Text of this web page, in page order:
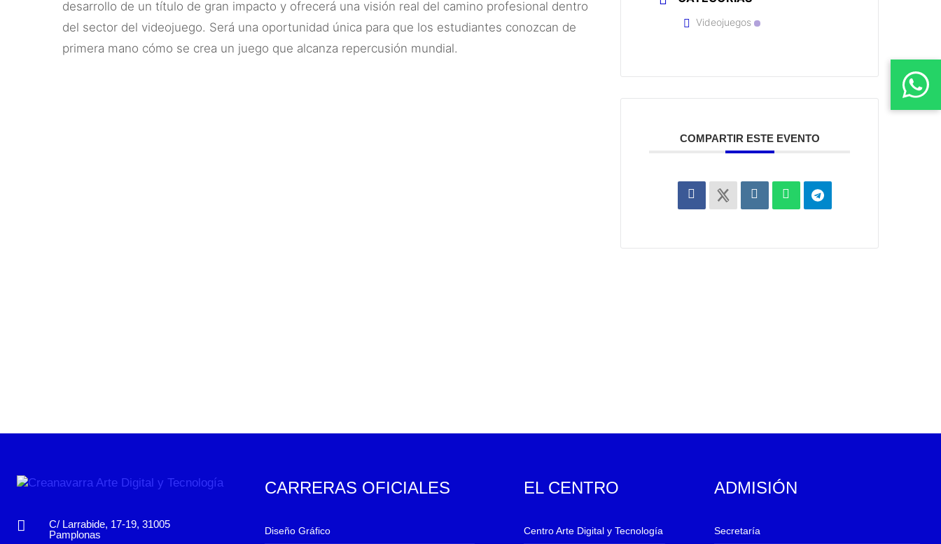
desarrollo de un título de gran impacto y ofrecerá una visión real del camino profesional dentro
del sector del videojuego. Será una oportunidad única para que los estudiantes conozcan de
primera mano cómo se crea un juego que alcanza repercusión mundial.
Videojuegos
COMPARTIR ESTE EVENTO
C/ Larrabide, 17-19, 31005
Pamplonas
CARRERAS OFICIALES
Diseño Gráfico
EL CENTRO
Centro Arte Digital y Tecnología
ADMISIÓN
Secretaría